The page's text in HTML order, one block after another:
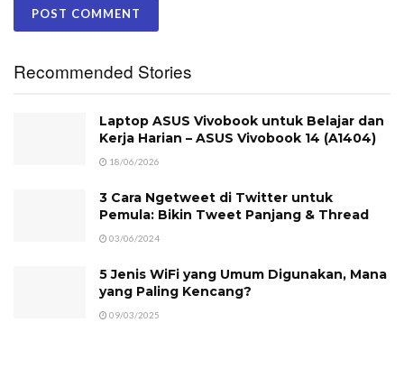
Recommended Stories
Laptop ASUS Vivobook untuk Belajar dan
Kerja Harian – ASUS Vivobook 14 (A1404)
18/06/2026
3 Cara Ngetweet di Twitter untuk
Pemula: Bikin Tweet Panjang & Thread
03/06/2024
5 Jenis WiFi yang Umum Digunakan, Mana
yang Paling Kencang?
09/03/2025